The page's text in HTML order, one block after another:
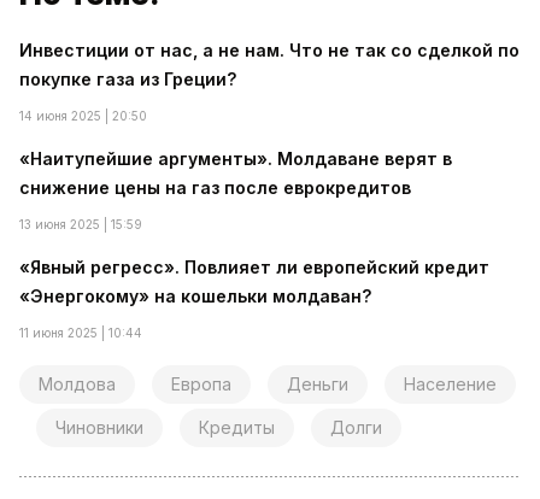
Инвестиции от нас, а не нам. Что не так со сделкой по
покупке газа из Греции?
14 июня 2025 | 20:50
«Наитупейшие аргументы». Молдаване верят в
снижение цены на газ после еврокредитов
13 июня 2025 | 15:59
«Явный регресс». Повлияет ли европейский кредит
«Энергокому» на кошельки молдаван?
11 июня 2025 | 10:44
Молдова Европа Деньги Население
Чиновники Кредиты Долги